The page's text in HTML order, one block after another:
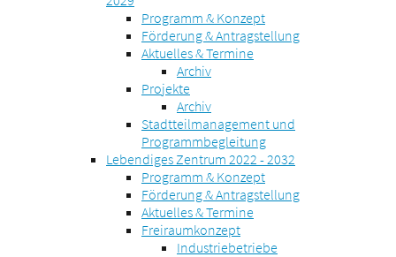
Programm & Konzept
Förderung & Antragstellung
Aktuelles & Termine
Archiv
Projekte
Archiv
Stadtteilmanagement und
Programmbegleitung
Lebendiges Zentrum 2022 - 2032
Programm & Konzept
Förderung & Antragstellung
Aktuelles & Termine
Freiraumkonzept
Industriebetriebe